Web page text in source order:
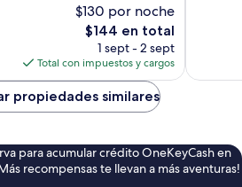
$130 por noche
El
precio
actual
es
de
$144
$144 en total
1 sept - 2 sept
Total con impuestos y cargos
propiedades similares
para acumular crédito OneKeyCash en
recompensas te llevan a más aventuras!